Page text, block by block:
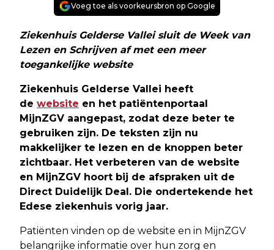
Voeg toe als voorkeursbron op Google
Ziekenhuis Gelderse Vallei sluit de Week van
Lezen en Schrijven af met een meer
toegankelijke website
Ziekenhuis Gelderse Vallei heeft
de website en het patiëntenportaal
MijnZGV aangepast, zodat deze beter te
gebruiken zijn. De teksten zijn nu
makkelijker te lezen en de knoppen beter
zichtbaar. Het verbeteren van de website
en MijnZGV hoort bij de afspraken uit de
Direct Duidelijk Deal. Die ondertekende het
Edese ziekenhuis vorig jaar.
Patiënten vinden op de website en in MijnZGV
belangrijke informatie over hun zorg en